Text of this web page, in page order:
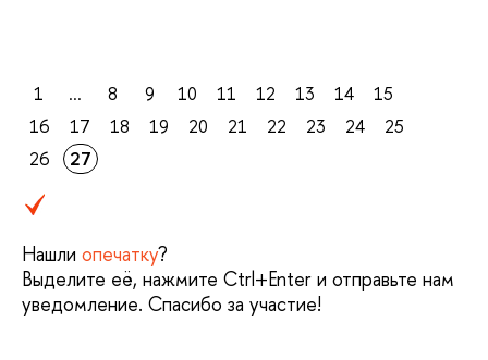
1 ... 8 9 10 11 12 13 14
15
16
17 18 19 20 21 22 23 24
25
26
27
Нашли опечатку?
Выделите её, нажмите Ctrl+Enter и отправьте нам
уведомление. Спасибо за участие!